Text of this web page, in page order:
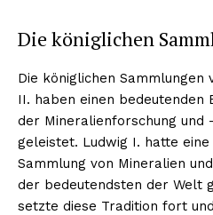
Die königlichen
Die königlichen Sammlungen
II. haben einen bedeutenden
der Mineralienforschung und
geleistet. Ludwig I. hatte
Sammlung von Mineralien
der bedeutendsten der Welt
setzte diese Tradition fort